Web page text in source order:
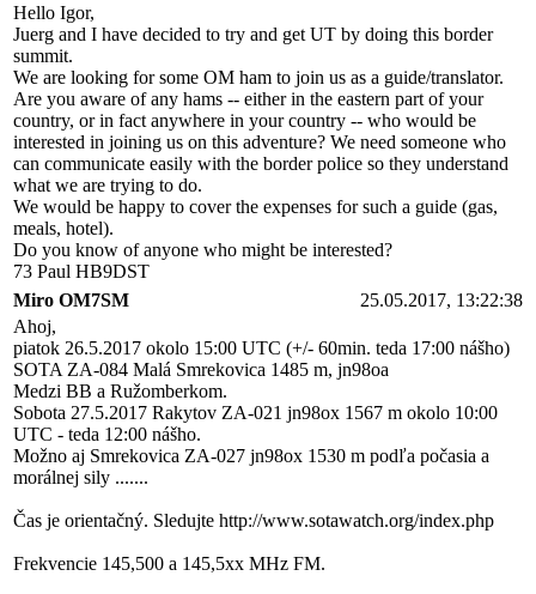
Hello Igor,
Juerg and I have decided to try and get UT by doing this border
summit.
We are looking for some OM ham to join us as a guide/translator.
Are you aware of any hams -- either in the eastern part of your
country, or in fact anywhere in your country -- who would be
interested in joining us on this adventure? We need someone who
can communicate easily with the border police so they understand
what we are trying to do.
We would be happy to cover the expenses for such a guide (gas,
meals, hotel).
Do you know of anyone who might be interested?
73 Paul HB9DST
Miro OM7SM
25.05.2017, 13:22:38
Ahoj,
piatok 26.5.2017 okolo 15:00 UTC (+/- 60min. teda 17:00 nášho)
SOTA ZA-084 Malá Smrekovica 1485 m, jn98oa
Medzi BB a Ružomberkom.
Sobota 27.5.2017 Rakytov ZA-021 jn98ox 1567 m okolo 10:00
UTC - teda 12:00 nášho.
Možno aj Smrekovica ZA-027 jn98ox 1530 m podľa počasia a
morálnej sily .......
Čas je orientačný. Sledujte http://www.sotawatch.org/index.php
Frekvencie 145,500 a 145,5xx MHz FM.